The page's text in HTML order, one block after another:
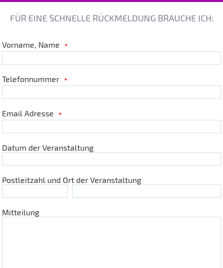
FÜR EINE SCHNELLE RÜCKMELDUNG BRAUCHE ICH:
Vorname, Name *
Telefonnummer *
Email Adresse *
Datum der Veranstaltung
Postleitzahl und Ort der Veranstaltung
Mitteilung